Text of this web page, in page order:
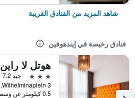
شاهد المزيد من الفنادق القريبة
فنادق رخيصة في إيندهوفين
هوتل لا راين
3 نجوم
جيد 7.2
0.5 كيلومتر عن وسط المدينة